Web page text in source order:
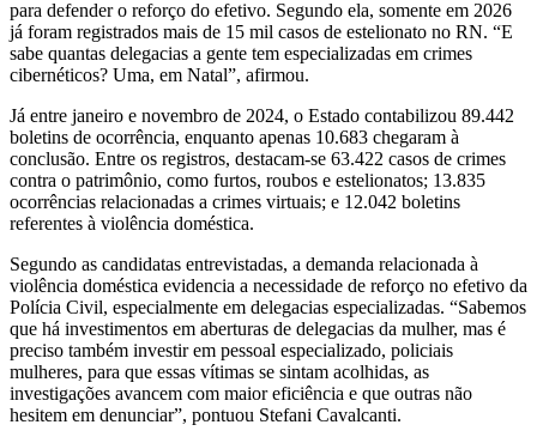
para defender o reforço do efetivo. Segundo ela, somente em 2026
já foram registrados mais de 15 mil casos de estelionato no RN. “E
sabe quantas delegacias a gente tem especializadas em crimes
cibernéticos? Uma, em Natal”, afirmou.
Já entre janeiro e novembro de 2024, o Estado contabilizou 89.442
boletins de ocorrência, enquanto apenas 10.683 chegaram à
conclusão. Entre os registros, destacam-se 63.422 casos de crimes
contra o patrimônio, como furtos, roubos e estelionatos; 13.835
ocorrências relacionadas a crimes virtuais; e 12.042 boletins
referentes à violência doméstica.
Segundo as candidatas entrevistadas, a demanda relacionada à
violência doméstica evidencia a necessidade de reforço no efetivo da
Polícia Civil, especialmente em delegacias especializadas. “Sabemos
que há investimentos em aberturas de delegacias da mulher, mas é
preciso também investir em pessoal especializado, policiais
mulheres, para que essas vítimas se sintam acolhidas, as
investigações avancem com maior eficiência e que outras não
hesitem em denunciar”, pontuou Stefani Cavalcanti.